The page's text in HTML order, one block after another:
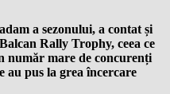
a sezonului, a contat și
Rally Trophy, ceea ce
număr mare de concurenți
au pus la grea încercare